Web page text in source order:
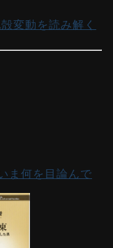
変動を読み解く
ま何を目論んで